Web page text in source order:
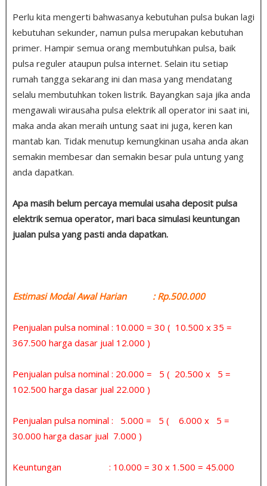
Perlu kita mengerti bahwasanya kebutuhan pulsa bukan lagi
kebutuhan sekunder, namun pulsa merupakan kebutuhan
primer. Hampir semua orang membutuhkan pulsa, baik
pulsa reguler ataupun pulsa internet. Selain itu setiap
rumah tangga sekarang ini dan masa yang mendatang
selalu membutuhkan token listrik. Bayangkan saja jika anda
mengawali wirausaha pulsa elektrik all operator ini saat ini,
maka anda akan meraih untung saat ini juga, keren kan
mantab kan. Tidak menutup kemungkinan usaha anda akan
semakin membesar dan semakin besar pula untung yang
anda dapatkan.
Apa masih belum percaya memulai usaha deposit pulsa
elektrik semua operator, mari baca simulasi keuntungan
jualan pulsa yang pasti anda dapatkan.
Estimasi Modal Awal Harian : Rp.500.000
Penjualan pulsa nominal : 10.000 = 30 ( 10.500 x 35 =
367.500 harga dasar jual 12.000 )
Penjualan pulsa nominal : 20.000 = 5 ( 20.500 x 5 =
102.500 harga dasar jual 22.000 )
Penjualan pulsa nominal : 5.000 = 5 ( 6.000 x 5 =
30.000 harga dasar jual 7.000 )
Keuntungan : 10.000 = 30 x 1.500 = 45.000